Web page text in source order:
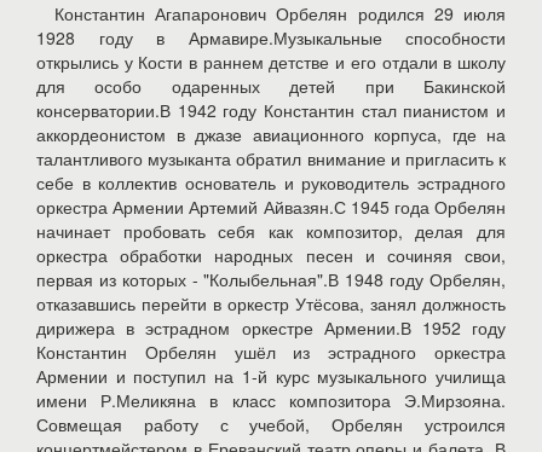
Константин Агапаронович Орбелян родился 29 июля
1928 году в Армавире.Музыкальные способности
открылись у Кости в раннем детстве и его отдали в школу
для особо одаренных детей при Бакинской
консерватории.В 1942 году Константин стал пианистом и
аккордеонистом в джазе авиационного корпуса, где на
талантливого музыканта обратил внимание и пригласить к
себе в коллектив основатель и руководитель эстрадного
оркестра Армении Артемий Айвазян.С 1945 года Орбелян
начинает пробовать себя как композитор, делая для
оркестра обработки народных песен и сочиняя свои,
первая из которых - "Колыбельная".В 1948 году Орбелян,
отказавшись перейти в оркестр Утёсова, занял должность
дирижера в эстрадном оркестре Армении.В 1952 году
Константин Орбелян ушёл из эстрадного оркестра
Армении и поступил на 1-й курс музыкального училища
имени Р.Меликяна в класс композитора Э.Мирзояна.
Совмещая работу с учебой, Орбелян устроился